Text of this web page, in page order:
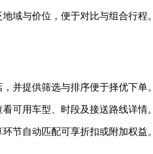
域与价位，便于对比与组合行程。
并提供筛选与排序便于择优下单。
可用车型、时段及接送路线详情。
节自动匹配可享折扣或附加权益。